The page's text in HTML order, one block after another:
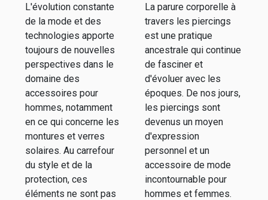
montures et
verres
solaires pour
hommes
L'évolution constante
de la mode et des
technologies apporte
toujours de nouvelles
perspectives dans le
domaine des
accessoires pour
hommes, notamment
en ce qui concerne les
montures et verres
solaires. Au carrefour
du style et de la
protection, ces
éléments ne sont pas
pour homme
et femme
La parure corporelle à
travers les piercings
est une pratique
ancestrale qui continue
de fasciner et
d'évoluer avec les
époques. De nos jours,
les piercings sont
devenus un moyen
d'expression
personnel et un
accessoire de mode
incontournable pour
hommes et femmes.